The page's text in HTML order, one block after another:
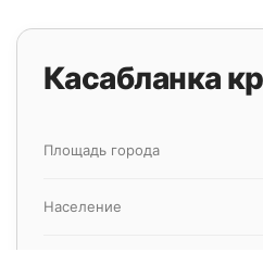
Касабланка
Площадь города
Население